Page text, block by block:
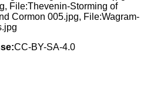
File:Thevenin-Storming of
Cormon 005.jpg, File:Wagram-
CC-BY-SA-4.0